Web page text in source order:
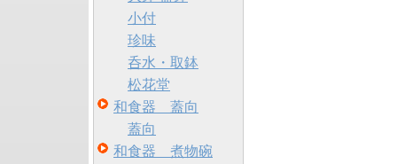
小付
珍味
呑水・取鉢
松花堂
和食器 蓋向
蓋向
和食器 煮物碗